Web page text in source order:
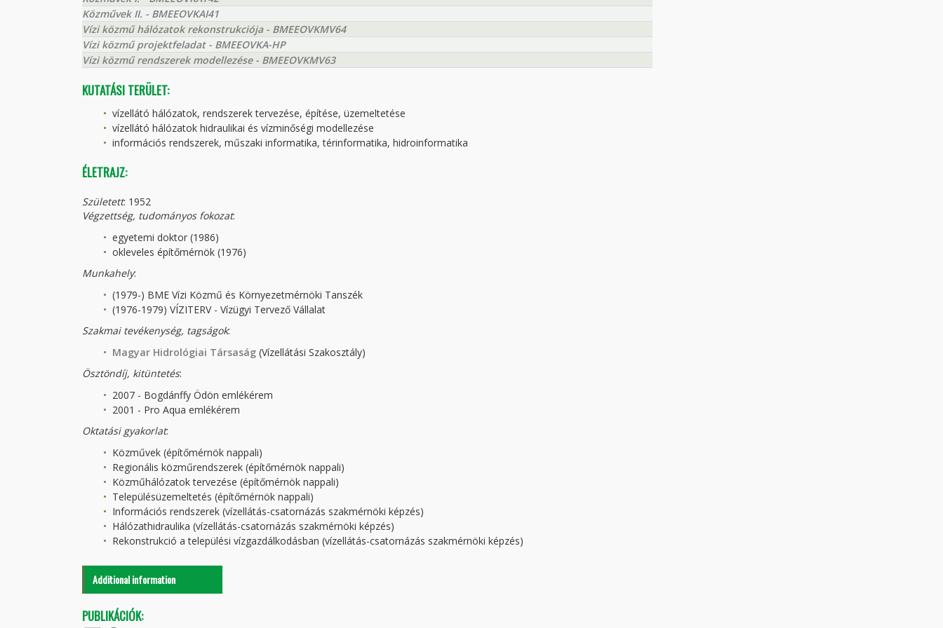
Közművek II. - BMEEOVKAI41
Vízi közmű hálózatok rekonstrukciója - BMEEOVKMV64
Vízi közmű projektfeladat - BMEEOVKA-HP
Vízi közmű rendszerek modellezése - BMEEOVKMV63
KUTATÁSI TERÜLET:
vízellátó hálózatok, rendszerek tervezése, építése, üzemeltetése
vízellátó hálózatok hidraulikai és vízminőségi modellezése
információs rendszerek, műszaki informatika, térinformatika, hidroinformatika
ÉLETRAJZ:
Született: 1952
Végzettség, tudományos fokozat:
egyetemi doktor (1986)
okleveles építőmérnök (1976)
Munkahely:
(1979-) BME Vízi Közmű és Környezetmérnöki Tanszék
(1976-1979) VÍZITERV - Vízügyi Tervező Vállalat
Szakmai tevékenység, tagságok:
Magyar Hidrológiai Társaság (Vízellátási Szakosztály)
Ösztöndíj, kitüntetés:
2007 - Bogdánffy Ödön emlékérem
2001 - Pro Aqua emlékérem
Oktatási gyakorlat:
Közművek (építőmérnök nappali)
Regionális közműrendszerek (építőmérnök nappali)
Közműhálózatok tervezése (építőmérnök nappali)
Településüzemeltetés (építőmérnök nappali)
Információs rendszerek (vízellátás-csatornázás szakmérnöki képzés)
Hálózathidraulika (vízellátás-csatornázás szakmérnöki képzés)
Rekonstrukció a települési vízgazdálkodásban (vízellátás-csatornázás szakmérnöki képzés)
Additional information
PUBLIKÁCIÓK: